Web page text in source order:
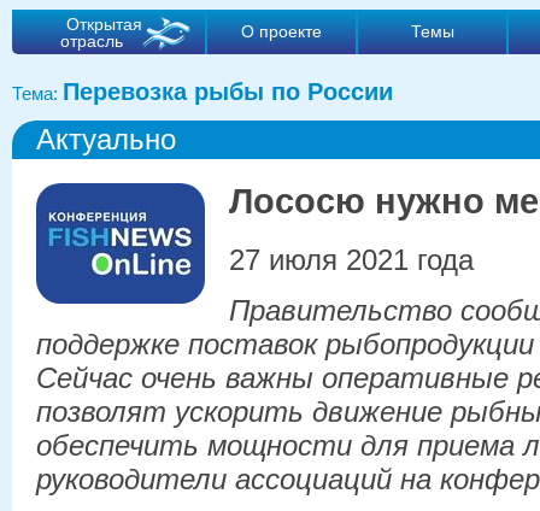
Открытая
отрасль
О проекте Темы
Тема: Перевозка рыбы по России
Актуально
Лососю нужно
27 июля 2021 года
Правительство
поддержке поставок
Сейчас очень важны оперативные
позволят ускорить движение
обеспечить мощности для приема
руководители ассоциаций на